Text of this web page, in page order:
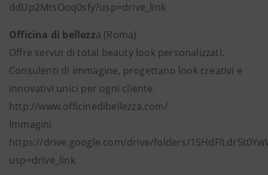
ddUp2MtsOoq0sfy?usp=drive_link
Officina di bellezza (Roma)
Offre servizi di total beauty look personalizzati.
Consulenti di immagine, progettano look creativi e
innovativi unici per ogni cliente.
http://www.officinedibellezza.com/
Immagini
https://drive.google.com/drive/folders/
usp=drive_link